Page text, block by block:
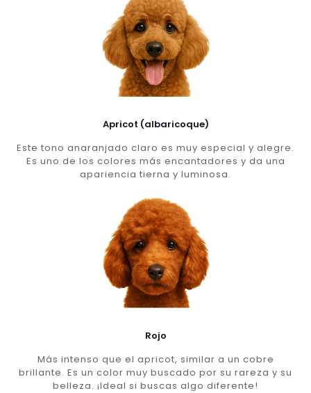
Apricot (albaricoque)
Este tono anaranjado claro es muy especial y alegre.
Es uno de los colores más encantadores y da una
apariencia tierna y luminosa.
Rojo
Más intenso que el apricot, similar a un cobre
brillante. Es un color muy buscado por su rareza y su
belleza. ¡Ideal si buscas algo diferente!